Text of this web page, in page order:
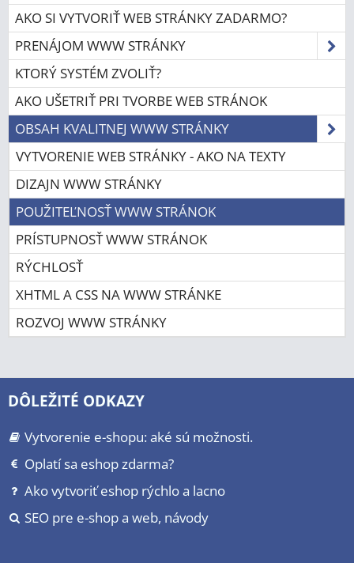
AKO SI VYTVORIŤ WEB STRÁNKY ZADARMO?
PRENÁJOM WWW STRÁNKY
KTORÝ SYSTÉM ZVOLIŤ?
AKO UŠETRIŤ PRI TVORBE WEB STRÁNOK
OBSAH KVALITNEJ WWW STRÁNKY
VYTVORENIE WEB STRÁNKY - AKO NA TEXTY
DIZAJN WWW STRÁNKY
POUŽITEĽNOSŤ WWW STRÁNOK
PRÍSTUPNOSŤ WWW STRÁNOK
RÝCHLOSŤ
XHTML A CSS NA WWW STRÁNKE
ROZVOJ WWW STRÁNKY
DÔLEŽITÉ ODKAZY
Vytvorenie e-shopu: aké sú možnosti.
Oplatí sa eshop zdarma?
Ako vytvoriť eshop rýchlo a lacno
SEO pre e-shop a web, návody